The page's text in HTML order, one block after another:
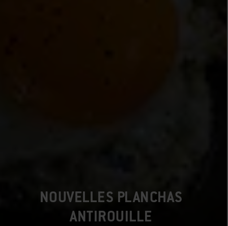
NOUVELLES PLANCHAS
ANTIROUILLE